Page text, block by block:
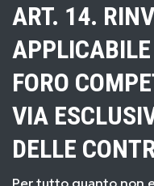
ART. 14.
FORO
VIA
DELLE
Per tutto quanto non